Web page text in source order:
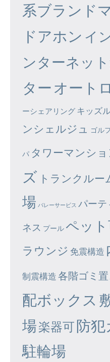
系ブランド
ドアホン イ
ンターネッ
ター オート
ーシェアリング キッズ
ンシェルジュ
ゴル
パ タワーマンショ
ズ トランクルー
場 バレーサービス パーテ
ネス プール ペッ
ラウンジ 免震構造
制震構造 各階ゴミ
配ボックス
場楽器可防犯
駐輪場